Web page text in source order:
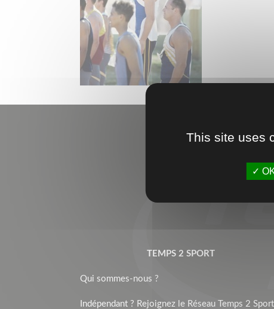
TEMPS 2 SPORT
Qui sommes-nous ?
Indépendant ? Rejoignez le Réseau Temps 2
This site uses